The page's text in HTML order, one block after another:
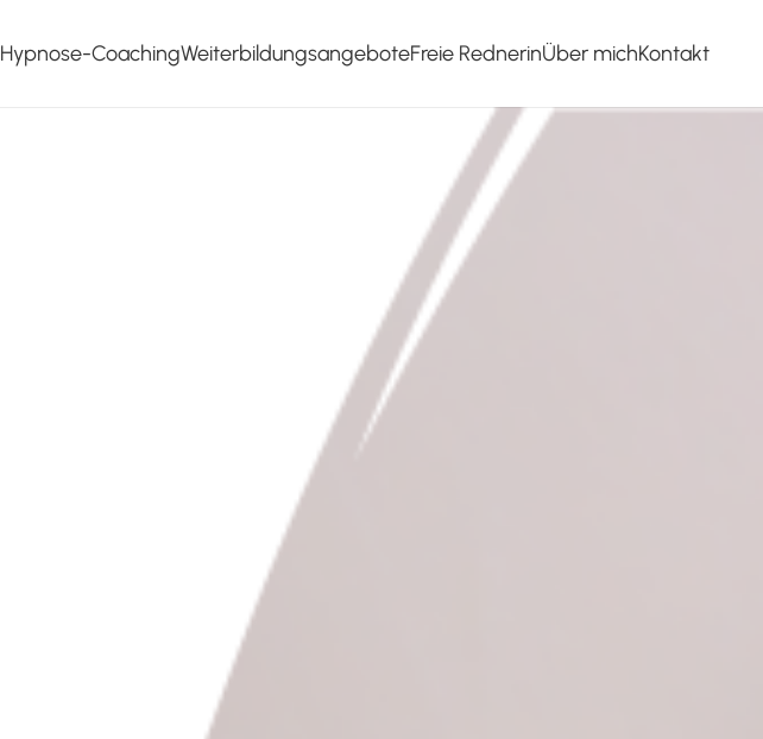
Hypnose-CoachingWeiterbildungsangeboteFreie RednerinÜber michKontakt